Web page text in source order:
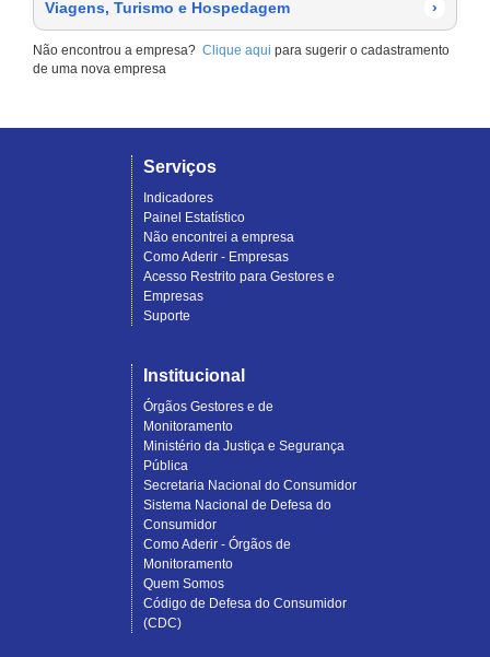
Viagens, Turismo e Hospedagem ›
Não encontrou a empresa? Clique aqui para sugerir o cadastramento
de uma nova empresa
Serviços
Indicadores
Painel Estatístico
Não encontrei a empresa
Como Aderir - Empresas
Acesso Restrito para Gestores e
Empresas
Suporte
Institucional
Órgãos Gestores e de
Monitoramento
Ministério da Justiça e Segurança
Pública
Secretaria Nacional do Consumidor
Sistema Nacional de Defesa do
Consumidor
Como Aderir - Órgãos de
Monitoramento
Quem Somos
Código de Defesa do Consumidor
(CDC)